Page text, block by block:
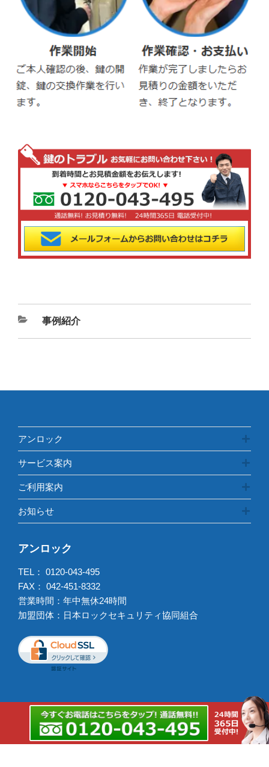
カ
テ
事例紹介
アンロック
サービス案内
ご利用案内
お知らせ
アンロック
TEL： 0120-043-495
FAX： 042-451-8332
営業時間：年中無休24時間
加盟団体：日本ロックセキュリティ協同組合
出張強化エリア
鍵交換出張強化エリア